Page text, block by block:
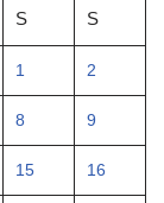
S S
1 2
8 9
15 16